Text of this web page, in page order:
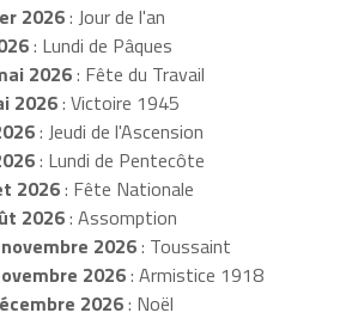
2026: Jour de l'an
: Lundi de Pâques
2026: Fête du Travail
2026: Victoire 1945
: Jeudi de l'Ascension
: Lundi de Pentecôte
2026: Fête Nationale
2026: Assomption
novembre 2026: Toussaint
2026: Armistice 1918
2026: Noël